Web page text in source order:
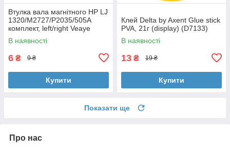
Втулка вала магнітного HP LJ
1320/M2727/P2035/505A
комплект, left/right Veaye
(BSHMR-505U-VE)
В наявності
6 ₴ 9 ₴
Купити
Клей Delta by Axent Glue stick
PVA, 21г (display) (D7133)
В наявності
13 ₴ 19 ₴
Купити
Показати ще
Про нас